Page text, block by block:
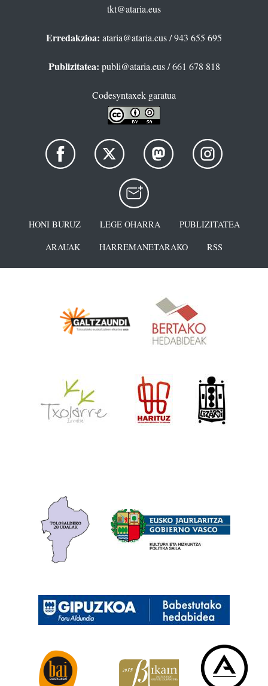
tkt@ataria.eus
Erredakzioa: ataria@ataria.eus/ 943 655 695
Publizitatea: publi@ataria.eus/ 661 678 818
Codesyntaxek garatua
HONI BURUZ LEGE OHARRA
PUBLIZITATEA
ARAUAK
HARREMANETARAKO RSS